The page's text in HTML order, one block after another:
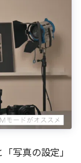
写真の設定」